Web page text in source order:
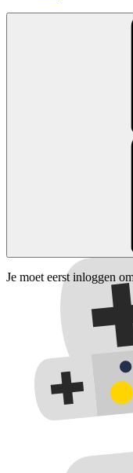
Je moet eerst inloggen